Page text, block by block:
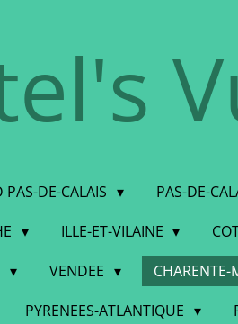
PAS-DE-CALAIS PAS-DE-
ILLE-ET-VILAINE
VENDEE CHARENTE-
PYRENEES-ATLANTIQUE